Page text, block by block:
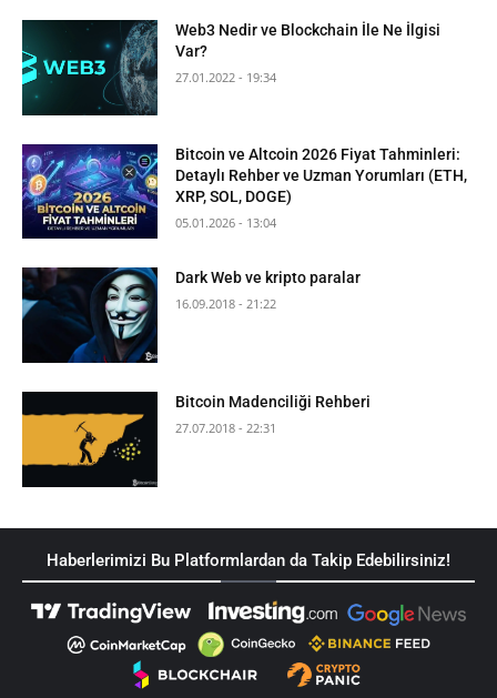
Web3 Nedir ve Blockchain İle Ne İlgisi
Var?
27.01.2022 - 19:34
Bitcoin ve Altcoin 2026 Fiyat Tahminleri:
Detaylı Rehber ve Uzman Yorumları (ETH,
XRP, SOL, DOGE)
05.01.2026 - 13:04
Dark Web ve kripto paralar
16.09.2018 - 21:22
Bitcoin Madenciliği Rehberi
27.07.2018 - 22:31
Haberlerimizi Bu Platformlardan da Takip Edebilirsiniz!